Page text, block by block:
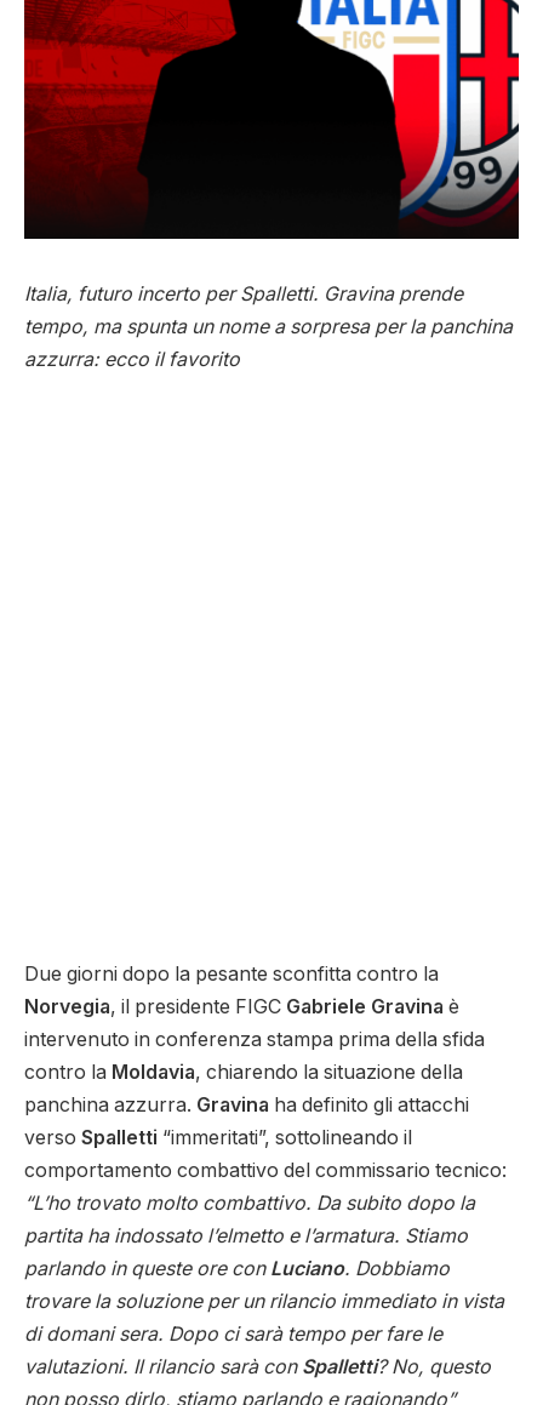
Italia, futuro incerto per Spalletti. Gravina prende
tempo, ma spunta un nome a sorpresa per la panchina
azzurra: ecco il favorito
Due giorni dopo la pesante sconfitta contro la
Norvegia, il presidente FIGC Gabriele Gravina è
intervenuto in conferenza stampa prima della sfida
contro la Moldavia, chiarendo la situazione della
panchina azzurra. Gravina ha definito gli attacchi
verso Spalletti “immeritati”, sottolineando il
comportamento combattivo del commissario tecnico:
“L’ho trovato molto combattivo. Da subito dopo la
partita ha indossato l’elmetto e l’armatura. Stiamo
parlando in queste ore con Luciano. Dobbiamo
trovare la soluzione per un rilancio immediato in vista
di domani sera. Dopo ci sarà tempo per fare le
valutazioni. Il rilancio sarà con Spalletti? No, questo
non posso dirlo, stiamo parlando e ragionando”